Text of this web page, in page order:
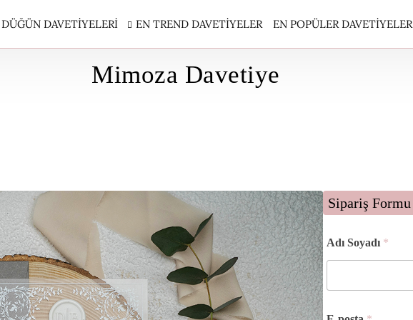
DÜĞÜN DAVETIYELERI
ERDEM DAVETİYE
ERDEM SÜNNET DAVETİYE
KURU ÇİÇEK MÜHÜRLÜ DAVETİYELER
PERİ DAVETİYE
POLEN DAVETİYE
EN TREND DAVETIYELER EN POPÜLER DAVETIYELER
Mimoza Davetiye
Sipariş Formu
Adı Soyadı *